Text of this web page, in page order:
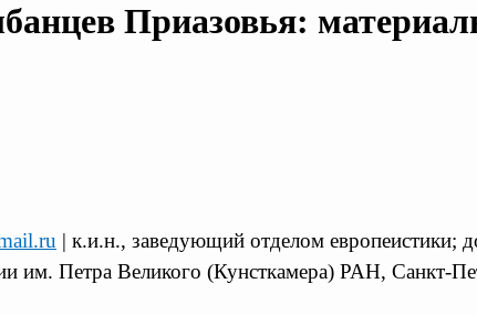
Приазовья:
| к.и.н., заведующий отделом европеистики;
им. Петра Великого (Кунсткамера) РАН, Санкт-